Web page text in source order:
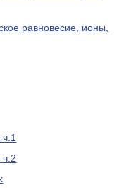
равновесие, ионы,
ч.2